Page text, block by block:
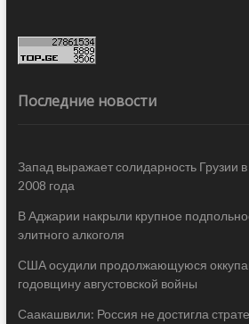
Последние новости
Запад выражает солидарность Грузии
2008 года
В Аджарии накрыли крупное
элитного алкоголя
США осудили продолжающуюся
годовщину августовской войны
Саакашвили: Россия не достигла